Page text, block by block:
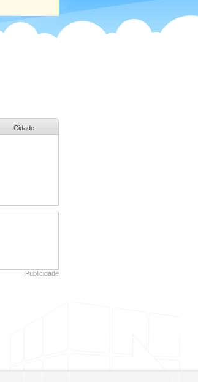
Cidade
Publicidade